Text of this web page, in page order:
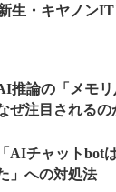
生・キヤノン